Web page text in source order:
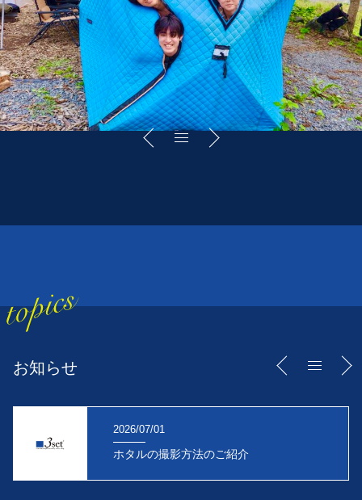
お知らせ
2026/07/01
ホタルの撮影方法のご紹介